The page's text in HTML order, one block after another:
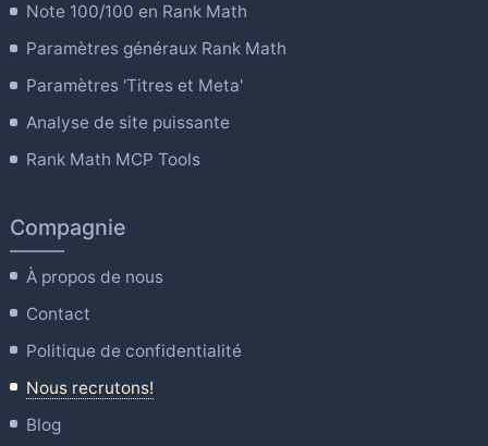
Note 100/100 en Rank Math
Paramètres généraux Rank Math
Paramètres 'Titres et Meta'
Analyse de site puissante
Rank Math MCP Tools
Compagnie
À propos de nous
Contact
Politique de confidentialité
Nous recrutons!
Blog